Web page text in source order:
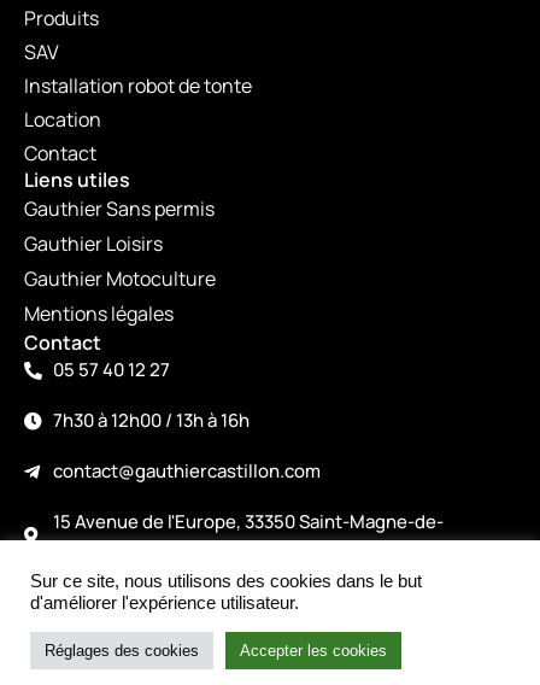
Intéressé par le produit ?
Nous contacter
Produits
SAV
Installation robot de tonte
Location
Contact
Liens utiles
Gauthier Sans permis
Gauthier Loisirs
Gauthier Motoculture
Mentions légales
Contact
05 57 40 12 27
7h30 à 12h00 / 13h à 16h
contact@gauthiercastillon.com
15 Avenue de l'Europe, 33350 Saint-Magne-de-
Castillon
©2026
Made with love by alicepiney.com
Sur ce site, nous utilisons des cookies dans le but
d'améliorer l'expérience utilisateur.
Réglages des cookies Accepter les cookies